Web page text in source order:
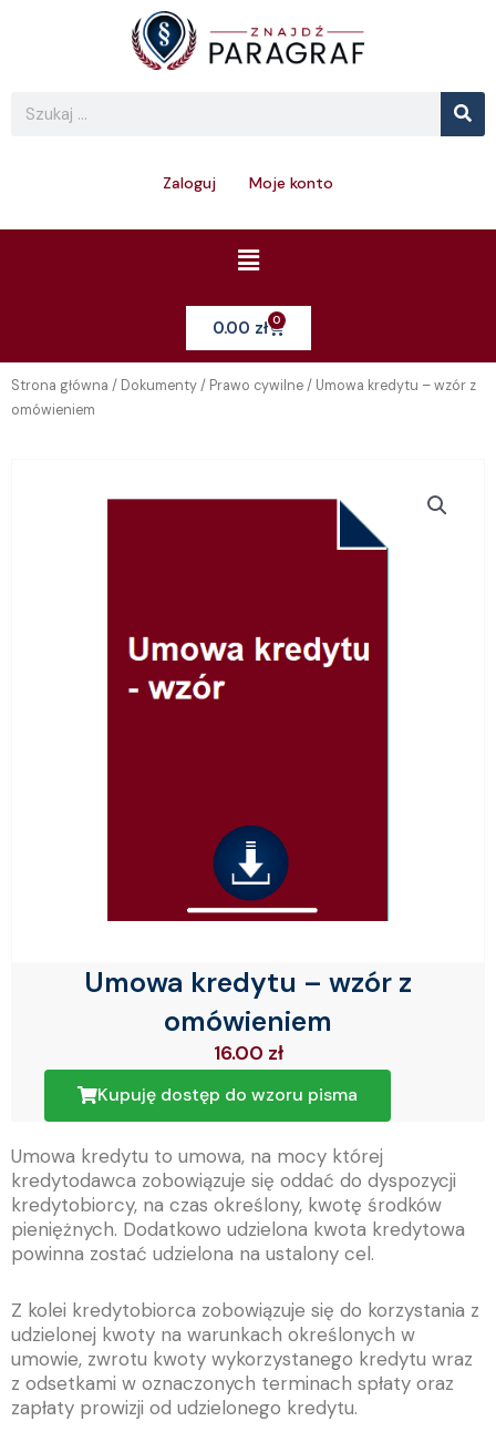
Search
Zaloguj Moje konto
Menu
0.00 zł 0Cart
Strona główna / Dokumenty/ Prawo cywilne/ Umowa kredytu – wzór z
omówieniem
Umowa kredytu – wzór z
omówieniem
16.00 zł
Kupuję dostęp do wzoru pisma
Umowa kredytu to umowa, na mocy której
kredytodawca zobowiązuje się oddać do dyspozycji
kredytobiorcy, na czas określony, kwotę środków
pieniężnych. Dodatkowo udzielona kwota kredytowa
powinna zostać udzielona na ustalony cel.
Z kolei kredytobiorca zobowiązuje się do korzystania z
udzielonej kwoty na warunkach określonych w
umowie, zwrotu kwoty wykorzystanego kredytu wraz
z odsetkami w oznaczonych terminach spłaty oraz
zapłaty prowizji od udzielonego kredytu.